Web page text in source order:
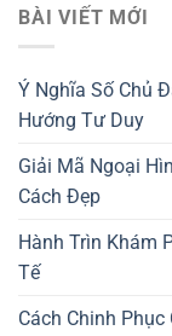
BÀI VIẾT MỚI
Ý Nghĩa Số Chủ
Hướng Tư Duy
Giải Mã Ngoại
Cách Đẹp
Hành Trìn Khám
Tế
Cách Chinh